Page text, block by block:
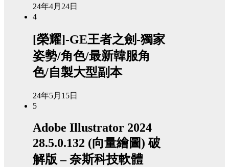
24年4月24日
4
[榮耀]-GE王者之劍-獨家
姿勢/角色/最新韓服角
色/自製大型副本
24年5月15日
5
Adobe Illustrator 2024
28.5.0.132 (向量繪圖) 破
解版 – 奈斯科技軟體